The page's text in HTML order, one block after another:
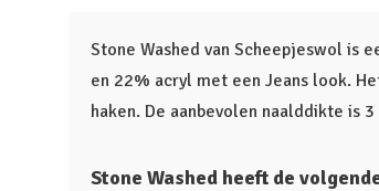
Stone Washed van Scheepjeswol is
en 22% acryl met een Jeans look.
haken. De aanbevolen naalddikte is
Stone Washed heeft de